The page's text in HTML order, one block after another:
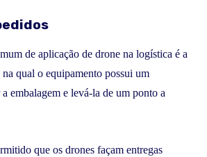
de aplicação de drone na logística é a
qual o equipamento possui um
embalagem e levá-la de um ponto a
que os drones façam entregas